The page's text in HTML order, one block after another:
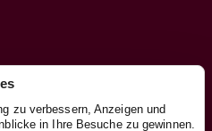
zu verbessern, Anzeigen und
in Ihre Besuche zu gewinnen.